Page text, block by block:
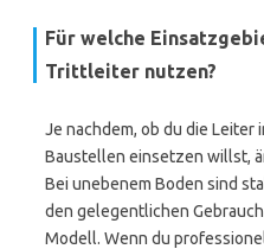
Für welche
Trittleiter nutzen?
Je nachdem, ob du die Leiter
Baustellen einsetzen willst,
Bei unebenem Boden sind
den gelegentlichen
Modell. Wenn du